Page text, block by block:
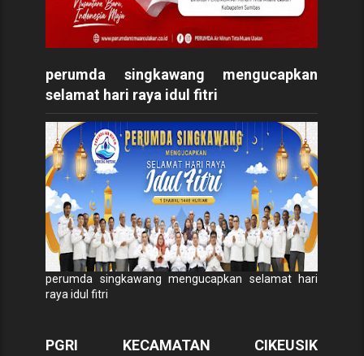
perumda singkawang mengucapkan
selamat hari raya idul fitri
perumda singkawang mengucapkan selamat hari
raya idul fitri
PGRI KECAMATAN CIKEUSIK